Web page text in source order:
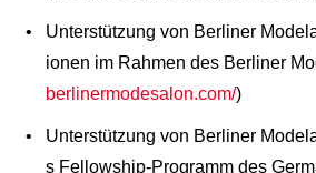
Unterstützung von Berliner
ionen im Rahmen des Berliner
berlinermodesalon.com/)
Unterstützung von Berliner
s Fellowship-Programm des